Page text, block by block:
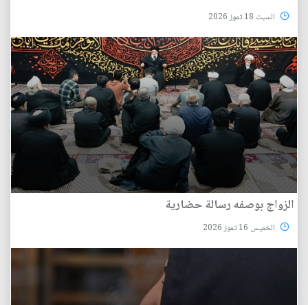
السبت 18 تموز 2026
الزواج بوصفه رسالة حضارية
الخميس 16 تموز 2026